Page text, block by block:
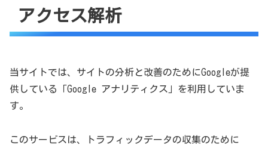
アクセス解析
当サイトでは、サイトの分析と改善のためにGoogleが提
供している「Google アナリティクス」を利用していま
す。
このサービスは、トラフィックデータの収集のために